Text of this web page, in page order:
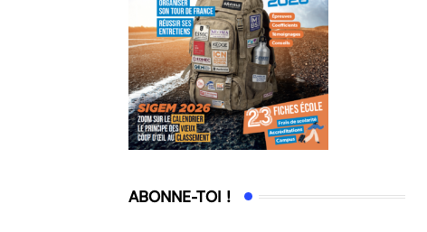
ABONNE-TOI !